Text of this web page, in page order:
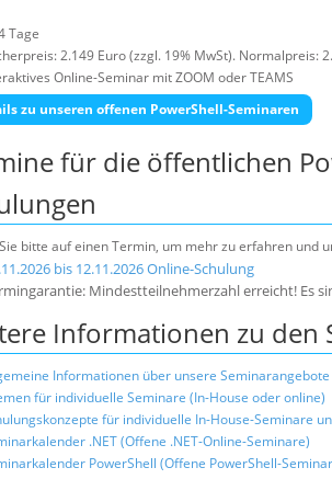
Tage
2.149 Euro (zzgl. 19% MwSt). Normalpreis:
Online-Seminar mit ZOOM oder TEAMS
zu unseren offenen PowerShell-Seminaren
für die öffentlichen
bitte auf einen Termin, um mehr zu erfahren und
bis 12.11.2026 Online-Schulung
Mindestteilnehmerzahl erreicht! Es
Informationen zu den
Informationen über unsere Seminarangebote
für individuelle Seminare (In-House oder online)
für individuelle In-House-Seminare
.NET (Offene .NET-Online-Seminare)
PowerShell (Offene PowerShell-